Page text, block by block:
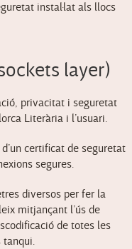
instal·lat als llocs
layer)
privacitat i seguretat
Literària i l’usuari.
certificat de seguretat
segures.
diversos per fer la
mitjançant l’ús de
de totes les
tanqui.